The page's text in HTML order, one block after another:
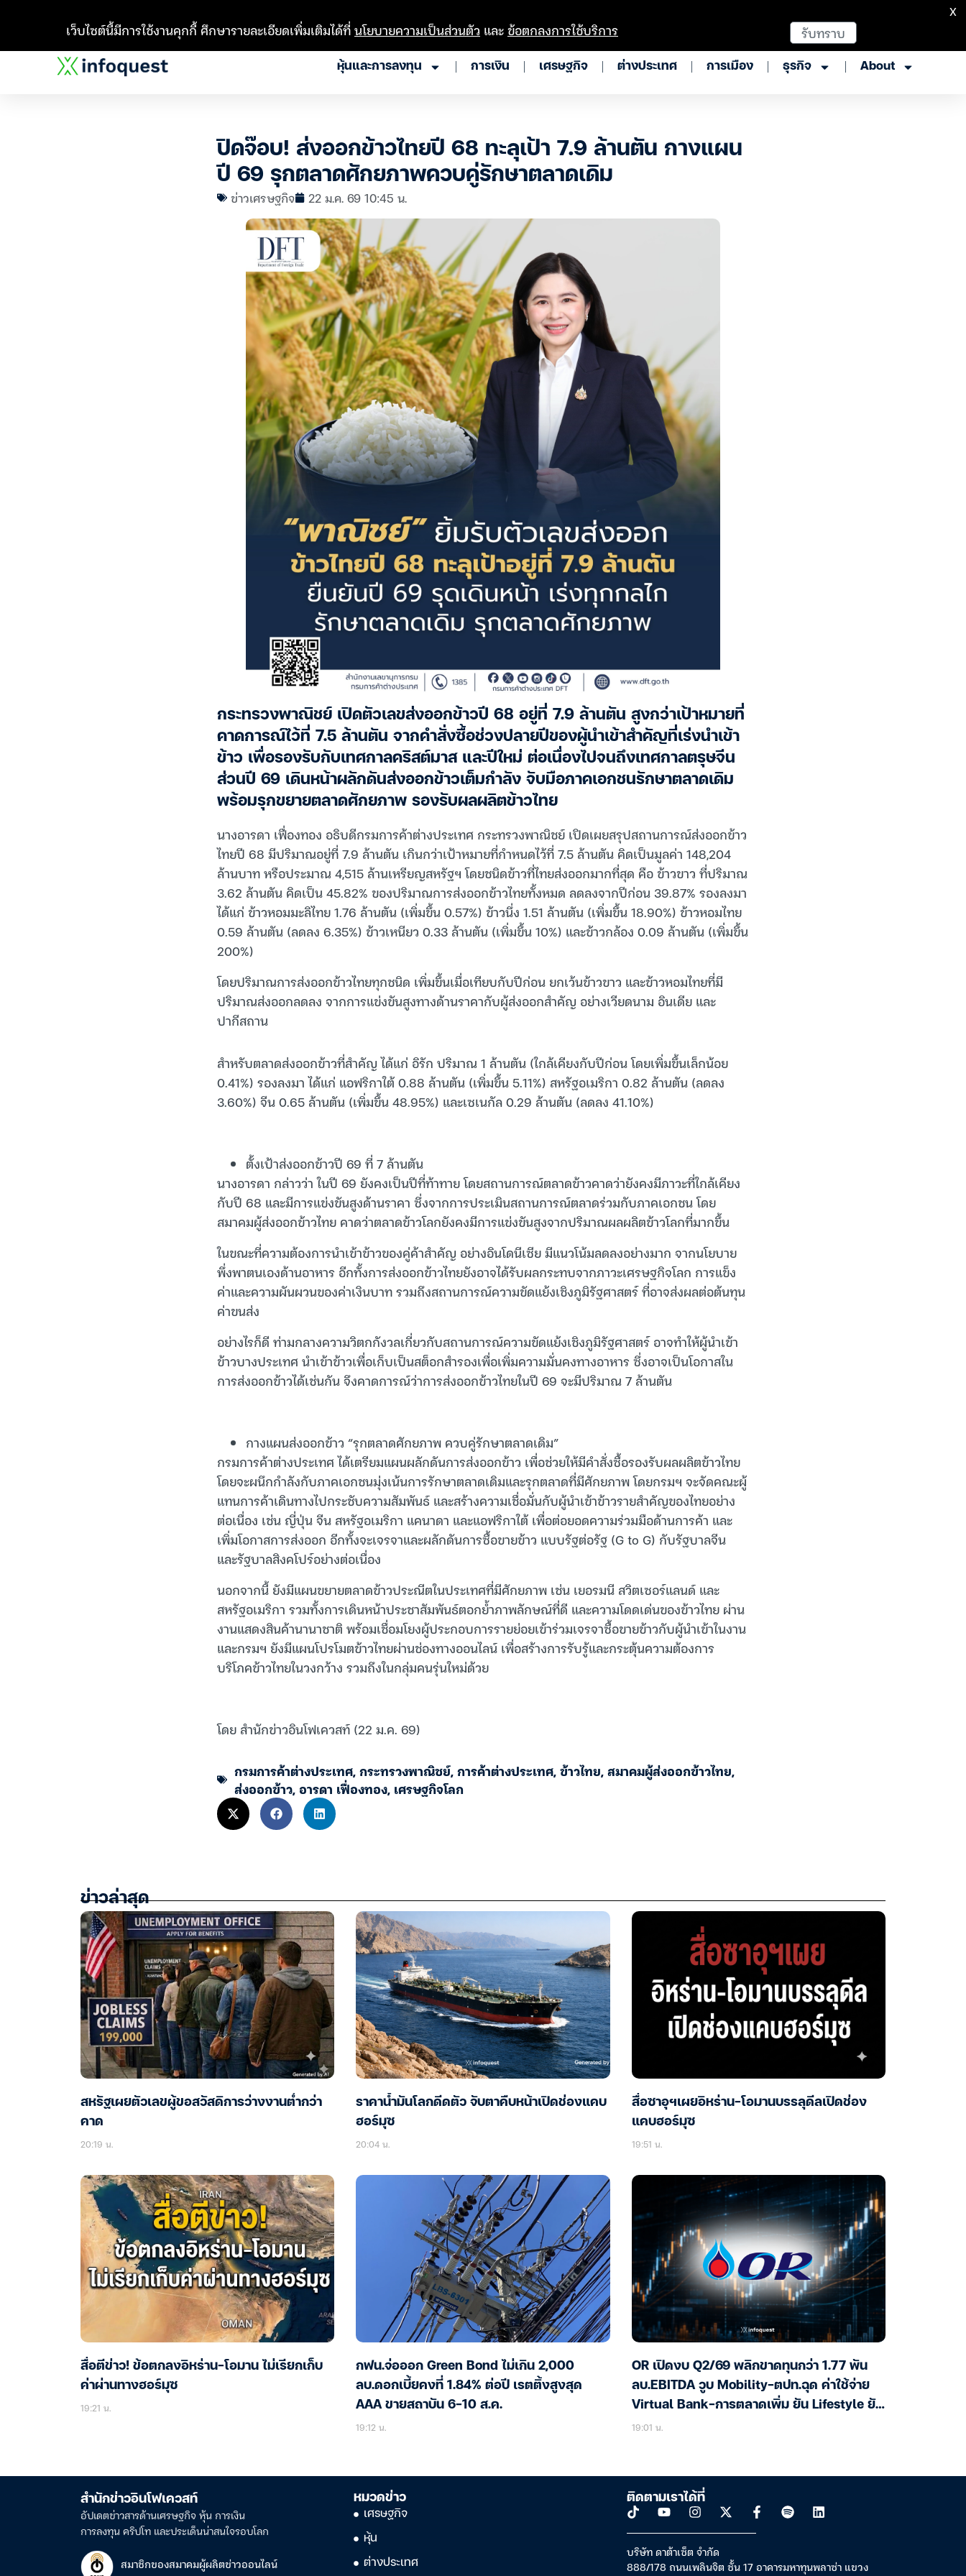
หุ้นและการลงทุน การเงิน เศรษฐกิจ ต่างประเทศ การเมือง ธุรกิจ About
ปิดจ๊อบ! ส่งออกข้าวไทยปี 68 ทะลุเป้า 7.9 ล้านตัน กางแผน
ปี 69 รุกตลาดศักยภาพควบคู่รักษาตลาดเดิม
ข่าวเศรษฐกิจ 22 ม.ค. 69 10:45 น.
กระทรวงพาณิชย์ เปิดตัวเลขส่งออกข้าวปี 68 อยู่ที่ 7.9 ล้านตัน สูงกว่าเป้าหมายที่
คาดการณ์ไว้ที่ 7.5 ล้านตัน จากคำสั่งซื้อช่วงปลายปีของผู้นำเข้าสำคัญที่เร่งนำเข้า
ข้าว เพื่อรองรับกับเทศกาลคริสต์มาส และปีใหม่ ต่อเนื่องไปจนถึงเทศกาลตรุษจีน
ส่วนปี 69 เดินหน้าผลักดันส่งออกข้าวเต็มกำลัง จับมือภาคเอกชนรักษาตลาดเดิม
พร้อมรุกขยายตลาดศักยภาพ รองรับผลผลิตข้าวไทย
นางอารดา เฟื่องทอง อธิบดีกรมการค้าต่างประเทศ กระทรวงพาณิชย์ เปิดเผยสรุปสถานการณ์ส่งออกข้าว
ไทยปี 68 มีปริมาณอยู่ที่ 7.9 ล้านตัน เกินกว่าเป้าหมายที่กำหนดไว้ที่ 7.5 ล้านตัน คิดเป็นมูลค่า 148,204
ล้านบาท หรือประมาณ 4,515 ล้านเหรียญสหรัฐฯ โดยชนิดข้าวที่ไทยส่งออกมากที่สุด คือ ข้าวขาว ที่ปริมาณ
3.62 ล้านตัน คิดเป็น 45.82% ของปริมาณการส่งออกข้าวไทยทั้งหมด ลดลงจากปีก่อน 39.87% รองลงมา
ได้แก่ ข้าวหอมมะลิไทย 1.76 ล้านตัน (เพิ่มขึ้น 0.57%) ข้าวนึ่ง 1.51 ล้านตัน (เพิ่มขึ้น 18.90%) ข้าวหอมไทย
0.59 ล้านตัน (ลดลง 6.35%) ข้าวเหนียว 0.33 ล้านตัน (เพิ่มขึ้น 10%) และข้าวกล้อง 0.09 ล้านตัน (เพิ่มขึ้น
200%)
โดยปริมาณการส่งออกข้าวไทยทุกชนิด เพิ่มขึ้นเมื่อเทียบกับปีก่อน ยกเว้นข้าวขาว และข้าวหอมไทยที่มี
ปริมาณส่งออกลดลง จากการแข่งขันสูงทางด้านราคากับผู้ส่งออกสำคัญ อย่างเวียดนาม อินเดีย และ
ปากีสถาน
สำหรับตลาดส่งออกข้าวที่สำคัญ ได้แก่ อิรัก ปริมาณ 1 ล้านตัน (ใกล้เคียงกับปีก่อน โดยเพิ่มขึ้นเล็กน้อย
0.41%) รองลงมา ได้แก่ แอฟริกาใต้ 0.88 ล้านตัน (เพิ่มขึ้น 5.11%) สหรัฐอเมริกา 0.82 ล้านตัน (ลดลง
3.60%) จีน 0.65 ล้านตัน (เพิ่มขึ้น 48.95%) และเซเนกัล 0.29 ล้านตัน (ลดลง 41.10%)
ตั้งเป้าส่งออกข้าวปี 69 ที่ 7 ล้านตัน
นางอารดา กล่าวว่า ในปี 69 ยังคงเป็นปีที่ท้าทาย โดยสถานการณ์ตลาดข้าวคาดว่ายังคงมีภาวะที่ใกล้เคียง
กับปี 68 และมีการแข่งขันสูงด้านราคา ซึ่งจากการประเมินสถานการณ์ตลาดร่วมกับภาคเอกชน โดย
สมาคมผู้ส่งออกข้าวไทย คาดว่าตลาดข้าวโลกยังคงมีการแข่งขันสูงจากปริมาณผลผลิตข้าวโลกที่มากขึ้น
ในขณะที่ความต้องการนำเข้าข้าวของคู่ค้าสำคัญ อย่างอินโดนีเซีย มีแนวโน้มลดลงอย่างมาก จากนโยบาย
พึ่งพาตนเองด้านอาหาร อีกทั้งการส่งออกข้าวไทยยังอาจได้รับผลกระทบจากภาวะเศรษฐกิจโลก การแข็ง
ค่าและความผันผวนของค่าเงินบาท รวมถึงสถานการณ์ความขัดแย้งเชิงภูมิรัฐศาสตร์ ที่อาจส่งผลต่อต้นทุน
ค่าขนส่ง
อย่างไรก็ดี ท่ามกลางความวิตกกังวลเกี่ยวกับสถานการณ์ความขัดแย้งเชิงภูมิรัฐศาสตร์ อาจทำให้ผู้นำเข้า
ข้าวบางประเทศ นำเข้าข้าวเพื่อเก็บเป็นสต็อกสำรองเพื่อเพิ่มความมั่นคงทางอาหาร ซึ่งอาจเป็นโอกาสใน
การส่งออกข้าวได้เช่นกัน จึงคาดการณ์ว่าการส่งออกข้าวไทยในปี 69 จะมีปริมาณ 7 ล้านตัน
กางแผนส่งออกข้าว “รุกตลาดศักยภาพ ควบคู่รักษาตลาดเดิม”
กรมการค้าต่างประเทศ ได้เตรียมแผนผลักดันการส่งออกข้าว เพื่อช่วยให้มีคำสั่งซื้อรองรับผลผลิตข้าวไทย
โดยจะผนึกกำลังกับภาคเอกชนมุ่งเน้นการรักษาตลาดเดิมและรุกตลาดที่มีศักยภาพ โดยกรมฯ จะจัดคณะผู้
แทนการค้าเดินทางไปกระชับความสัมพันธ์ และสร้างความเชื่อมั่นกับผู้นำเข้าข้าวรายสำคัญของไทยอย่าง
ต่อเนื่อง เช่น ญี่ปุ่น จีน สหรัฐอเมริกา แคนาดา และแอฟริกาใต้ เพื่อต่อยอดความร่วมมือด้านการค้า และ
เพิ่มโอกาสการส่งออก อีกทั้งจะเจรจาและผลักดันการซื้อขายข้าว แบบรัฐต่อรัฐ (G to G) กับรัฐบาลจีน
และรัฐบาลสิงคโปร์อย่างต่อเนื่อง
นอกจากนี้ ยังมีแผนขยายตลาดข้าวประณีตในประเทศที่มีศักยภาพ เช่น เยอรมนี สวิตเซอร์แลนด์ และ
สหรัฐอเมริกา รวมทั้งการเดินหน้าประชาสัมพันธ์ตอกย้ำภาพลักษณ์ที่ดี และความโดดเด่นของข้าวไทย ผ่าน
งานแสดงสินค้านานาชาติ พร้อมเชื่อมโยงผู้ประกอบการรายย่อยเข้าร่วมเจรจาซื้อขายข้าวกับผู้นำเข้าในงาน
และกรมฯ ยังมีแผนโปรโมตข้าวไทยผ่านช่องทางออนไลน์ เพื่อสร้างการรับรู้และกระตุ้นความต้องการ
บริโภคข้าวไทยในวงกว้าง รวมถึงในกลุ่มคนรุ่นใหม่ด้วย
โดย สำนักข่าวอินโฟเควสท์ (22 ม.ค. 69)
กรมการค้าต่างประเทศ,กระทรวงพาณิชย์,การค้าต่างประเทศ,ข้าวไทย,สมาคมผู้ส่งออกข้าวไทย,
ส่งออกข้าว,อารดา เฟื่องทอง, เศรษฐกิจโลก
ข่าวล่าสุด
สหรัฐเผยตัวเลขผู้ขอสวัสดิการว่างงานต่ำกว่า
คาด
20:19 น.
ราคาน้ำมันโลกดีดตัว จับตาคืบหน้าเปิดช่องแคบ
ฮอร์มุซ
20:04 น.
สื่อซาอุฯเผยอิหร่าน-โอมานบรรลุดีลเปิดช่อง
แคบฮอร์มุซ
19:51 น.
สื่อตีข่าว! ข้อตกลงอิหร่าน-โอมาน ไม่เรียกเก็บ
ค่าผ่านทางฮอร์มุซ
19:21 น.
กฟน.จ่อออก Green Bond ไม่เกิน 2,000
ลบ.ดอกเบี้ยคงที่ 1.84% ต่อปี เรตติ้งสูงสุด
AAA ขายสถาบัน 6-10 ส.ค.
19:12 น.
OR เปิดงบ Q2/69 พลิกขาดทุนกว่า 1.77 พัน
ลบ.EBITDA วูบ Mobility-ตปท.ฉุด ค่าใช้จ่าย
Virtual Bank-การตลาดเพิ่ม ยัน Lifestyle ยัง
โต
19:01 น.
สำนักข่าวอินโฟเควสท์
อัปเดตข่าวสารด้านเศรษฐกิจ หุ้น การเงิน
การลงทุน คริปโท และประเด็นน่าสนใจรอบโลก
สมาชิกของสมาคมผู้ผลิตข่าวออนไลน์
หมวดข่าว
เศรษฐกิจ
หุ้น
ต่างประเทศ
ติดตามเราได้ที่
บริษัท ดาต้าเซ็ต จำกัด
888/178 ถนนเพลินจิต ชั้น 17 อาคารมหาทุนพลาซ่า แขวง
เว็บไซต์นี้มีการใช้งานคุกกี้ ศึกษารายละเอียดเพิ่มเติมได้ที่นโยบายความเป็นส่วนตัว และข้อตกลงการใช้บริการ รับทราบ
X